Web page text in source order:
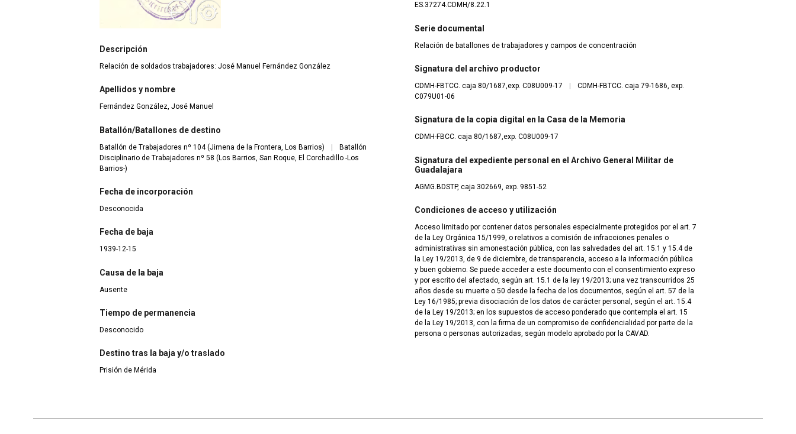
Descripción
Relación de soldados trabajadores: José Manuel Fernández González
Apellidos y nombre
Fernández González, José Manuel
Batallón/Batallones de destino
Batallón de Trabajadores nº 104 (Jimena de la Frontera, Los Barrios) |
Batallón
Disciplinario de Trabajadores nº 58 (Los Barrios, San Roque, El Corchadillo -Los
Barrios-)
Fecha de incorporación
Desconocida
Fecha de baja
1939-12-15
Causa de la baja
Ausente
Tiempo de permanencia
Desconocido
Destino tras la baja y/o traslado
Prisión de Mérida
ES.37274.CDMH/8.22.1
Serie documental
Relación de batallones de trabajadores y campos de concentración
Signatura del archivo productor
CDMH-FBTCC. caja 80/1687,exp. C08U009-17
CDMH-FBTCC. caja 79-1686, exp.
C079U01-06
Signatura de la copia digital en la Casa de la Memoria
CDMH-FBCC. caja 80/1687,exp. C08U009-17
Signatura del expediente personal en el Archivo General Militar de
Guadalajara
AGMG.BDSTP, caja 302669, exp. 9851-52
Condiciones de acceso y utilización
Acceso limitado por contener datos personales especialmente protegidos por el art. 7
de la Ley Orgánica 15/1999, o relativos a comisión de infracciones penales o
administrativas sin amonestación pública, con las salvedades del art. 15.1 y 15.4 de
la Ley 19/2013, de 9 de diciembre, de transparencia, acceso a la información pública
y buen gobierno. Se puede acceder a este documento con el consentimiento expreso
y por escrito del afectado, según art. 15.1 de la ley 19/2013; una vez transcurridos 25
años desde su muerte o 50 desde la fecha de los documentos, según el art. 57 de la
Ley 16/1985; previa disociación de los datos de carácter personal, según el art. 15.4
de la Ley 19/2013; en los supuestos de acceso ponderado que contempla el art. 15
de la Ley 19/2013, con la firma de un compromiso de confidencialidad por parte de la
persona o personas autorizadas, según modelo aprobado por la CAVAD.